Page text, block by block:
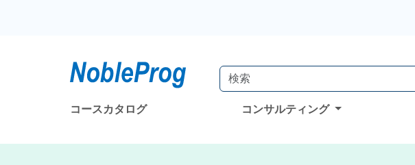
コースカタログ コンサルティング